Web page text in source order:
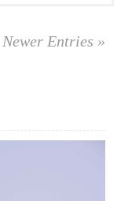
Newer Entries »